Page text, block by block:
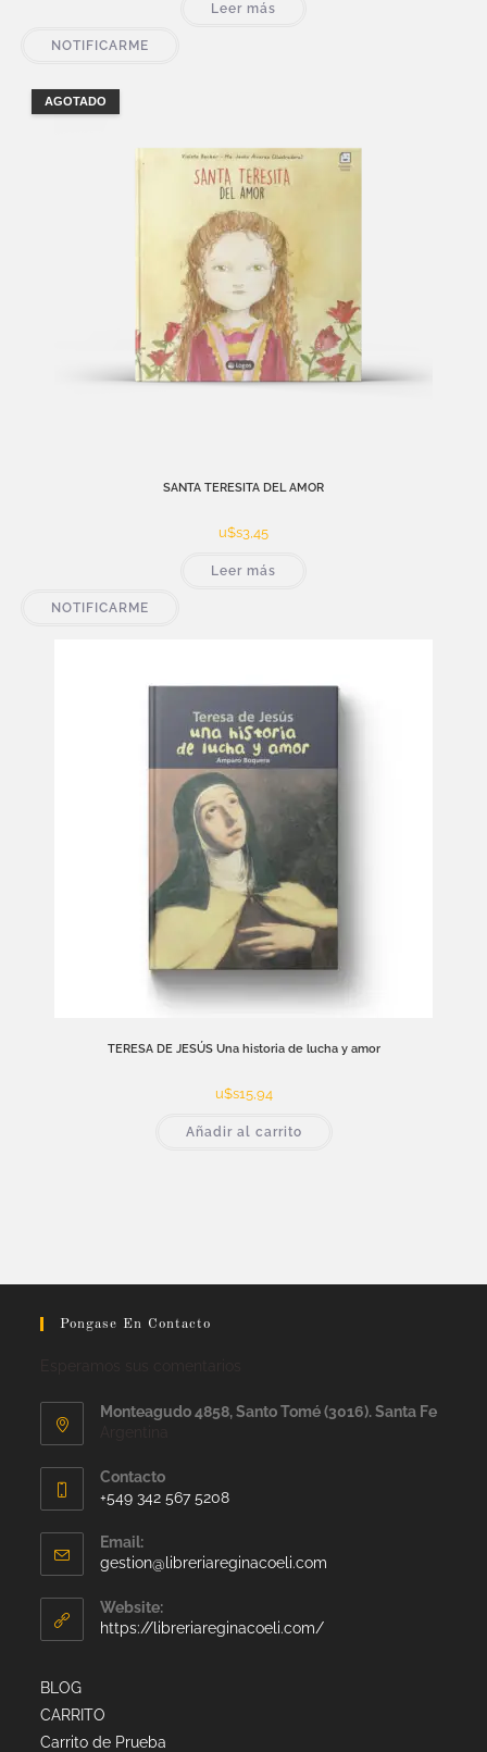
Leer más
NOTIFICARME
AGOTADO
SANTA TERESITA DEL AMOR
u$s3,45
Leer más
NOTIFICARME
TERESA DE JESÚS Una historia de lucha y amor
u$s15,94
Añadir al carrito
Pongase En Contacto
Monteagudo 4858, Santo Tomé (3016). Santa Fe
Contacto
+549 342 567 5208
Email:
gestion@libreriareginacoeli.com
Website:
https://libreriareginacoeli.com/
BLOG
CARRITO
Carrito de Prueba